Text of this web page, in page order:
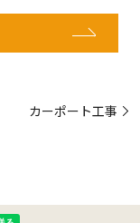
カーポート工事